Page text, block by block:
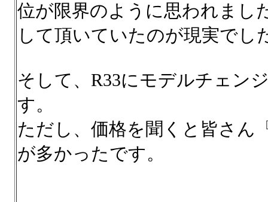
位が限界のように思われまし
して頂いていたのが現実でし
そして、R33にモデルチェン
す。
ただし、価格を聞くと皆さん
が多かったです。